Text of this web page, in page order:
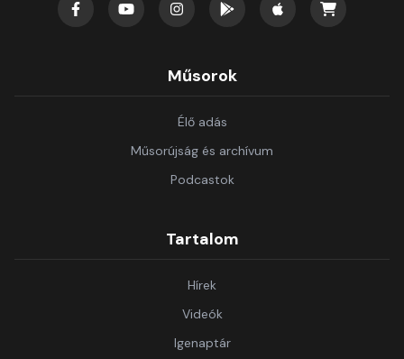
Műsorok
Élő adás
Műsorújság és archívum
Podcastok
Tartalom
Hírek
Videók
Igenaptár